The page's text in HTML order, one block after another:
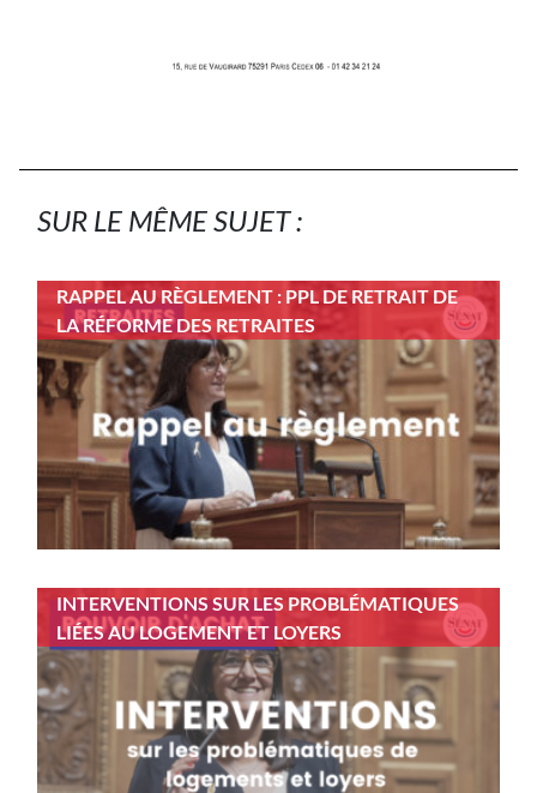
SUR LE MÊME SUJET :
RAPPEL AU RÈGLEMENT : PPL DE RETRAIT DE
LA RÉFORME DES RETRAITES
INTERVENTIONS SUR LES PROBLÉMATIQUES
LIÉES AU LOGEMENT ET LOYERS